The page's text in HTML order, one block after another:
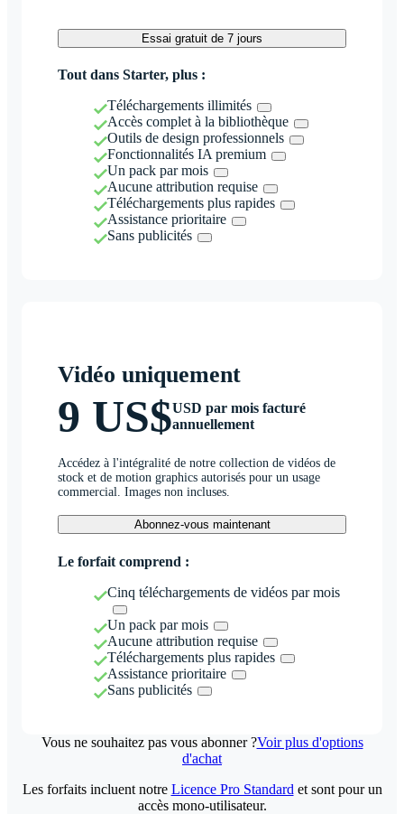
Essai gratuit de 7 jours
Tout dans Starter, plus :
Téléchargements illimités
Accès complet à la bibliothèque
Outils de design professionnels
Fonctionnalités IA premium
Un pack par mois
Aucune attribution requise
Téléchargements plus rapides
Assistance prioritaire
Sans publicités
Vidéo uniquement
9 US$USD par mois facturé
annuellement
Accédez à l'intégralité de notre collection de vidéos de
stock et de motion graphics autorisés pour un usage
commercial. Images non incluses.
Abonnez-vous maintenant
Le forfait comprend :
Cinq téléchargements de vidéos par mois
Un pack par mois
Aucune attribution requise
Téléchargements plus rapides
Assistance prioritaire
Sans publicités
Vous ne souhaitez pas vous abonner ?Voir plus d'options
d'achat
Les forfaits incluent notre Licence Pro Standard et sont pour un
accès mono-utilisateur.